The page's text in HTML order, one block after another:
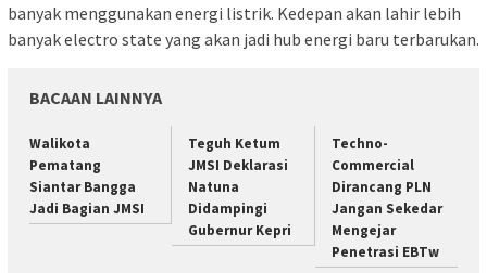
banyak menggunakan energi listrik. Kedepan akan lahir lebih
banyak electro state yang akan jadi hub energi baru terbarukan.
BACAAN LAINNYA
Walikota
Pematang
Siantar Bangga
Jadi Bagian JMSI
Teguh Ketum
JMSI Deklarasi
Natuna
Didampingi
Gubernur Kepri
Techno-
Commercial
Dirancang PLN
Jangan Sekedar
Mengejar
Penetrasi EBTw